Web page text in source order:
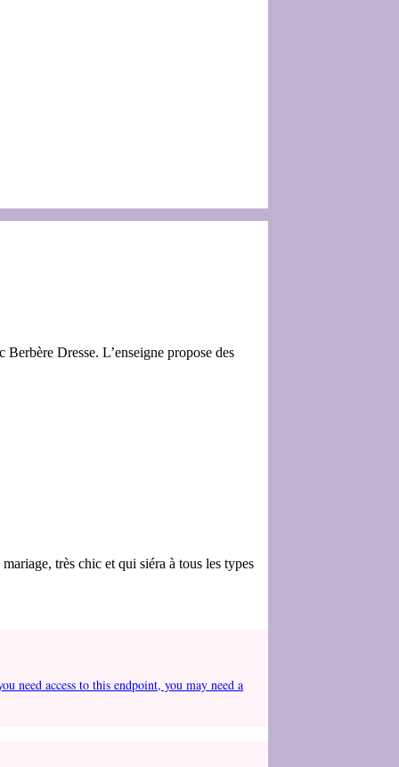
Dresse. L’enseigne propose des
très chic et qui siéra à tous les types
need access to this endpoint, you may need a